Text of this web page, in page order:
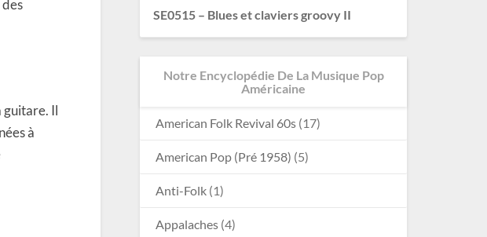
guitare. Il
à
SE0515 – Blues et claviers groovy II
Notre Encyclopédie De La Musique Pop
Américaine
American Folk Revival 60s (17)
American Pop (Pré 1958) (5)
Anti-Folk (1)
Appalaches (4)